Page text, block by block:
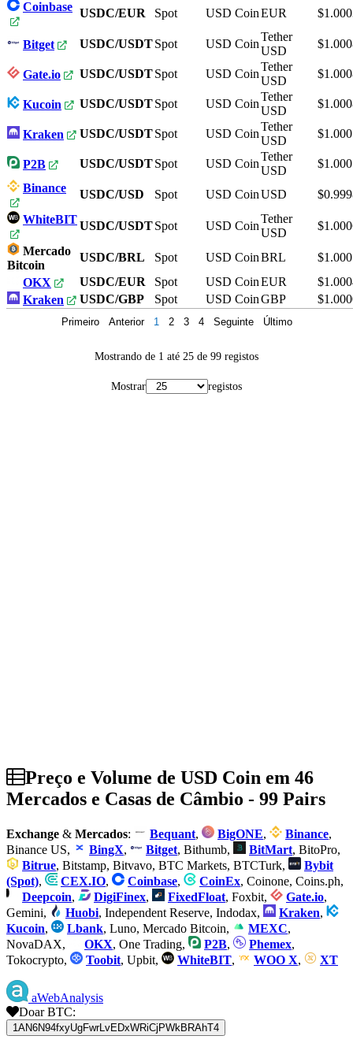
Coinbase USDC/EUR Spot USD CoinEUR
Bitget USDC/USDTSpot USD Coin
Tether
USD
Gate.io USDC/USDTSpot USD Coin
Tether
USD
Kucoin USDC/USDTSpot USD Coin
Tether
USD
Kraken USDC/USDTSpot USD Coin
Tether
USD
P2B USDC/USDTSpot USD Coin
Tether
USD
Binance
USDC/USD Spot USD CoinUSD
WhiteBITUSDC/USDTSpot USD Coin
Tether
USD
Mercado
Bitcoin
USDC/BRL Spot USD CoinBRL
OKX
USDC/EUR Spot USD CoinEUR
Kraken
USDC/GBP Spot USD CoinGBP
Mostrando de 1 até 25 de 99 registos
Mostrar registos
Primeiro Anterior 1 2 3 4 Seguinte Último
Preço e Volume de USD Coin em 46
Mercados e Casas de Câmbio - 99 Pairs
Exchange & Mercados: Bequant, BigONE, Binance,
Binance US,
BingX, Bitget, Bithumb, BitMart, BitoPro,
Bitrue, Bitstamp, Bitvavo, BTC Markets, BTCTurk,
Bybit
(Spot), CEX.IO, Coinbase, CoinEx, Coinone, Coins.ph,
Deepcoin, DigiFinex, FixedFloat, Foxbit, Gate.io,
Gemini,
Huobi, Independent Reserve, Indodax, Kraken,
Kucoin, Lbank, Luno, Mercado Bitcoin, MEXC,
NovaDAX,
OKX, One Trading, P2B, Phemex,
Tokocrypto,
Toobit, Upbit, WhiteBIT, WOO X, XT
aWebAnalysis
Doar BTC:
1AN6N94fxyUgFwrLvEDxWRiCjPWkBRAhT4